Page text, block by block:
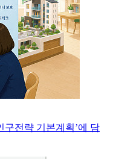
구전략 기본계획’에 담